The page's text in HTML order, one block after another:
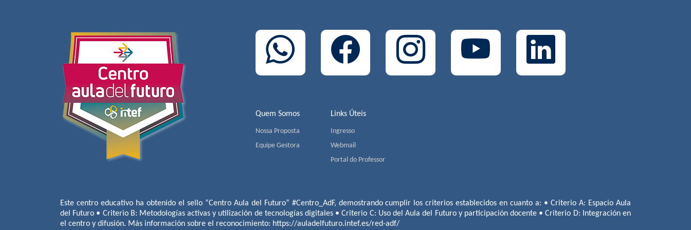
Quem Somos
Nossa Proposta
Equipe Gestora
Links Úteis
Ingresso
Webmail
Portal do Professor
Este centro educativo ha obtenido el sello “Centro Aula del Futuro” #Centro_AdF, demostrando cumplir los criterios establecidos en cuanto a: • Criterio A: Espacio Aula
del Futuro • Criterio B: Metodologías activas y utilización de tecnologías digitales • Criterio C: Uso del Aula del Futuro y participación docente • Criterio D: Integración en
el centro y difusión. Más información sobre el reconocimiento: https://auladelfuturo.intef.es/red-adf/